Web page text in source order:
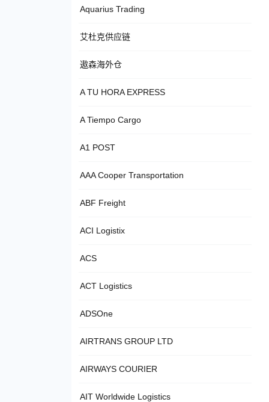
Aquarius Trading
艾杜克供应链
遨森海外仓
A TU HORA EXPRESS
A Tiempo Cargo
A1 POST
AAA Cooper Transportation
ABF Freight
ACI Logistix
ACS
ACT Logistics
ADSOne
AIRTRANS GROUP LTD
AIRWAYS COURIER
AIT Worldwide Logistics